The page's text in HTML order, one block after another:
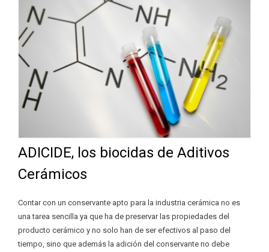
ADICIDE, los biocidas de Aditivos
Cerámicos
Contar con un conservante apto para la industria cerámica no es
una tarea sencilla ya que ha de preservar las propiedades del
producto cerámico y no solo han de ser efectivos al paso del
tiempo, sino que además la adición del conservante no debe